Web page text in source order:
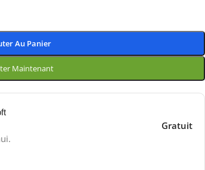
Au Panier
Maintenant
Gratuit